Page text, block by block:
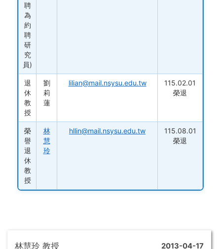
聘
為
約
聘
研
究
員)
退
休
教
授
劉
莉
蓮
lilian@mail.nsysu.edu.tw
115.02.01
榮退
榮
譽
退
休
教
授
林
慧
玲
hllin@mail.nsysu.edu.tw
115.08.01
榮退
林慧玲 教授 2013-04-17